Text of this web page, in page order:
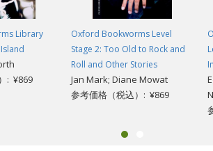
Library
: ¥869
Oxford Bookworms Level
Stage 2: Too Old to Rock and
Roll and Other Stories
Jan Mark; Diane Mowat
参考価格（税込）: ¥869